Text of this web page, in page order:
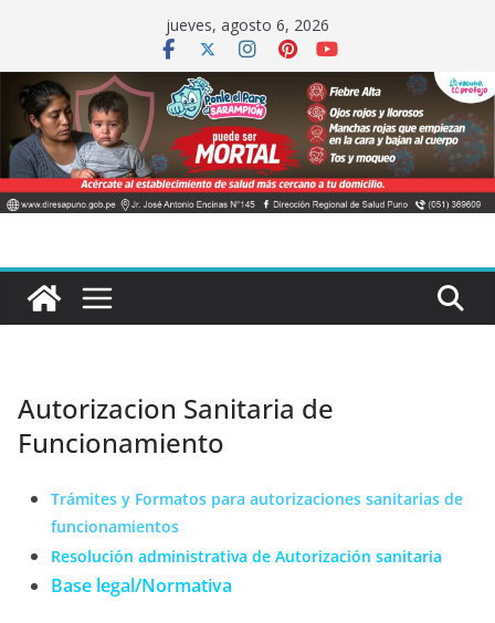
contenido
jueves, agosto 6, 2026
Autorizacion Sanitaria de
Funcionamiento
Trámites y Formatos para autorizaciones sanitarias de
funcionamientos
Resolución administrativa de Autorización sanitaria
Base legal/Normativa